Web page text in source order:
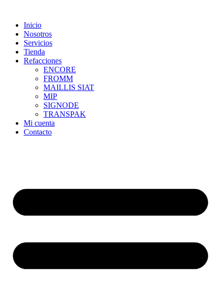
contentInicio
Nosotros
Servicios
Tienda
Refacciones
ENCORE
FROMM
MAILLIS SIAT
MIP
SIGNODE
TRANSPAK
Mi cuenta
Contacto